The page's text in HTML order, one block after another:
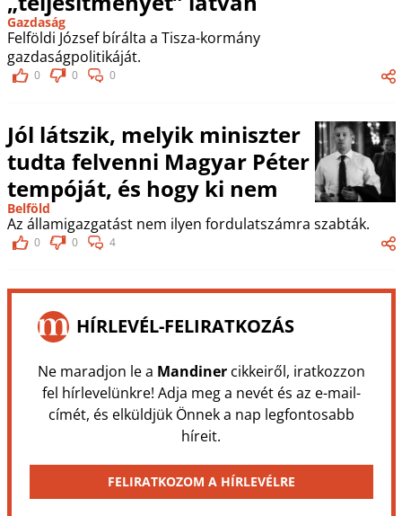
Gazdaság
Felföldi József bírálta a Tisza-kormány
gazdaságpolitikáját.
0 0 0
Jól látszik, melyik miniszter
tudta felvenni Magyar Péter
tempóját, és hogy ki nem
Belföld
Az államigazgatást nem ilyen fordulatszámra szabták.
0 0 4
HÍRLEVÉL-FELIRATKOZÁS
Ne maradjon le a Mandinercikkeiről, iratkozzon
fel hírlevelünkre! Adja meg a nevét és az e-mail-
címét, és elküldjük Önnek a nap legfontosabb
híreit.
FELIRATKOZOM A HÍRLEVÉLRE